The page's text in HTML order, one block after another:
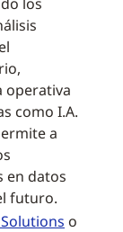
operativa
como I.A.
a
en datos
futuro.
o